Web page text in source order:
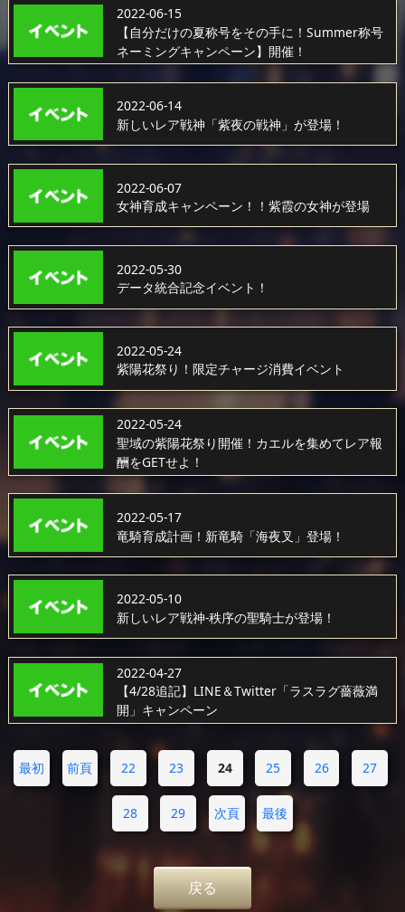
2022-06-15
【自分だけの夏称号をその手に！Summer称号
ネーミングキャンペーン】開催！
2022-06-14
新しいレア戦神「紫夜の戦神」が登場！
2022-06-07
女神育成キャンペーン！！紫霞の女神が登場
2022-05-30
データ統合記念イベント！
2022-05-24
紫陽花祭り！限定チャージ消費イベント
2022-05-24
聖域の紫陽花祭り開催！カエルを集めてレア報
酬をGETせよ！
2022-05-17
竜騎育成計画！新竜騎「海夜叉」登場！
2022-05-10
新しいレア戦神-秩序の聖騎士が登場！
2022-04-27
【4/28追記】LINE＆Twitter「ラスラグ薔薇満
開」キャンペーン
最初 前頁 22 23 24 25 26 27
28 29 次頁 最後
戻る